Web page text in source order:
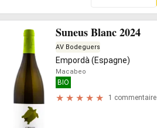
Suneus Blanc 2024
AV Bodeguers
Empordà (Espagne)
Macabeo
BIO
1 commentaire